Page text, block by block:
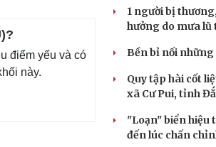
điểm yếu và có
này.
1 người bị
hưởng do mưa lũ
Bền bỉ nối
Quy tập hài cốt
xã Cư Pui, tỉnh
"Loạn" biển hiệu
đến lúc chấn